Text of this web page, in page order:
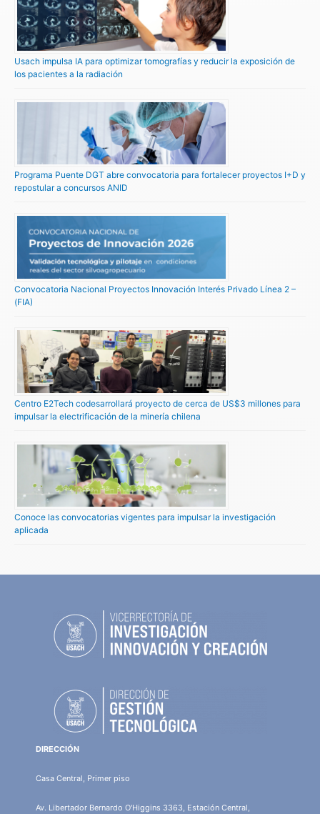
Usach impulsa IA para optimizar tomografías y reducir la exposición de
los pacientes a la radiación
Programa Puente DGT abre convocatoria para fortalecer proyectos I+D y
repostular a concursos ANID
Convocatoria Nacional Proyectos Innovación Interés Privado Línea 2 –
(FIA)
Centro E2Tech codesarrollará proyecto de cerca de US$3 millones para
impulsar la electrificación de la minería chilena
Conoce las convocatorias vigentes para impulsar la investigación
aplicada
DIRECCIÓN
Casa Central, Primer piso
Av. Libertador Bernardo O'Higgins 3363, Estación Central,